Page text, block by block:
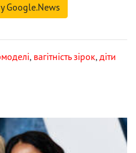
Google.News
, вагітність зірок, діти